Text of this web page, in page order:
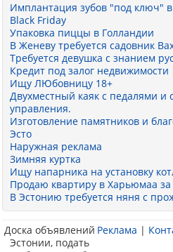
Имплантация зубов "под ключ"
Black Friday
Упаковка пиццы в Голландии
В Женеву требуется садовник
Требуется девушка с знанием
Кредит под залог недвижимости
Ищу ЛЮбовницу 18+
Двухместный каяк с педалями и
управления.
Изготовление памятников и
Эсто
Наружная реклама
Зимняя куртка
Ищу напарника на установку
Продаю квартиру в Харьюмаа за
В Эстонию требуется няня с
Реклама |
Доска объявлений
Эстонии, подать